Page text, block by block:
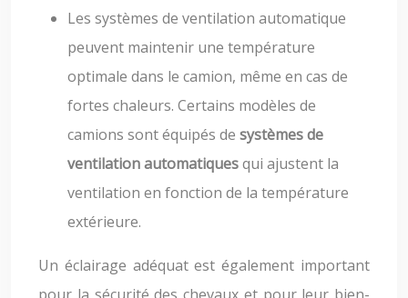
Les systèmes de ventilation automatique
peuvent maintenir une température
optimale dans le camion, même en cas de
fortes chaleurs. Certains modèles de
camions sont équipés de systèmes de
ventilation automatiquesqui ajustent la
ventilation en fonction de la température
extérieure.
Un éclairage adéquat est également important